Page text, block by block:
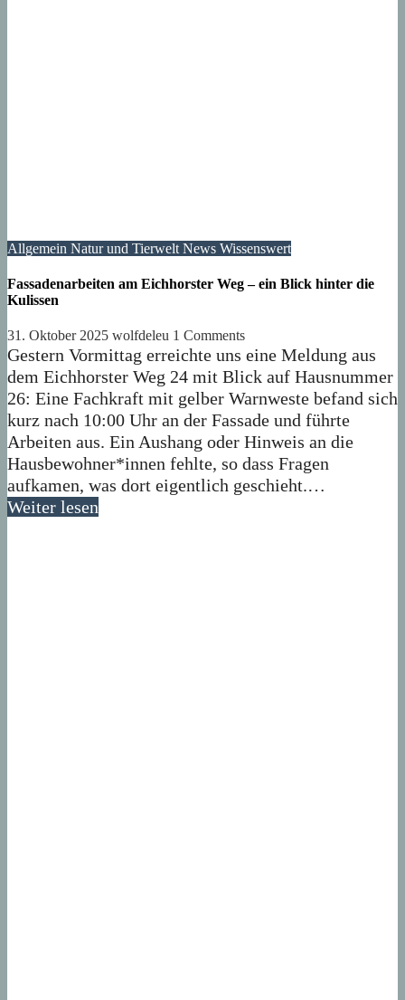
Allgemein Natur und Tierwelt News Wissenswert
Fassadenarbeiten am Eichhorster Weg – ein Blick hinter die
Kulissen
31. Oktober 2025 wolfdeleu 1 Comments
Gestern Vormittag erreichte uns eine Meldung aus
dem Eichhorster Weg 24 mit Blick auf Hausnummer
26: Eine Fachkraft mit gelber Warnweste befand sich
kurz nach 10:00 Uhr an der Fassade und führte
Arbeiten aus. Ein Aushang oder Hinweis an die
Hausbewohner*innen fehlte, so dass Fragen
aufkamen, was dort eigentlich geschieht.…
Weiter lesen